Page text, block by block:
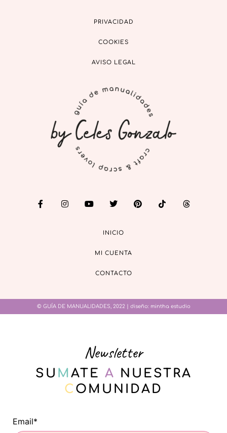
PRIVACIDAD
COOKIES
AVISO LEGAL
INICIO
MI CUENTA
CONTACTO
© GUÍA DE MANUALIDADES, 2022 | diseño: mintha estudio
Newsletter
SU M ATE A NUESTRA
C OMUNIDAD
Email*